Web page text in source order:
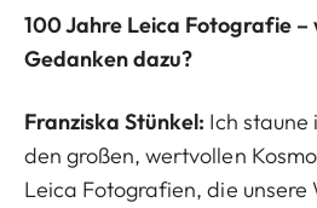
100 Jahre Leica Fotografie –
Gedanken dazu?
Franziska Stünkel: Ich
den großen, wertvollen
Leica Fotografien, die